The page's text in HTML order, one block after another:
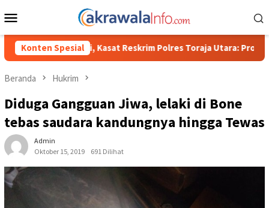
ke
Mobile
Konten Spesial
Polres Toraja Utara: Proses Hukum Berjalan Transparan
Beranda Hukrim
Diduga Gangguan Jiwa, lelaki di Bone
tebas saudara kandungnya hingga Tewas
Admin
Oktober 15, 2019
691 Dilihat